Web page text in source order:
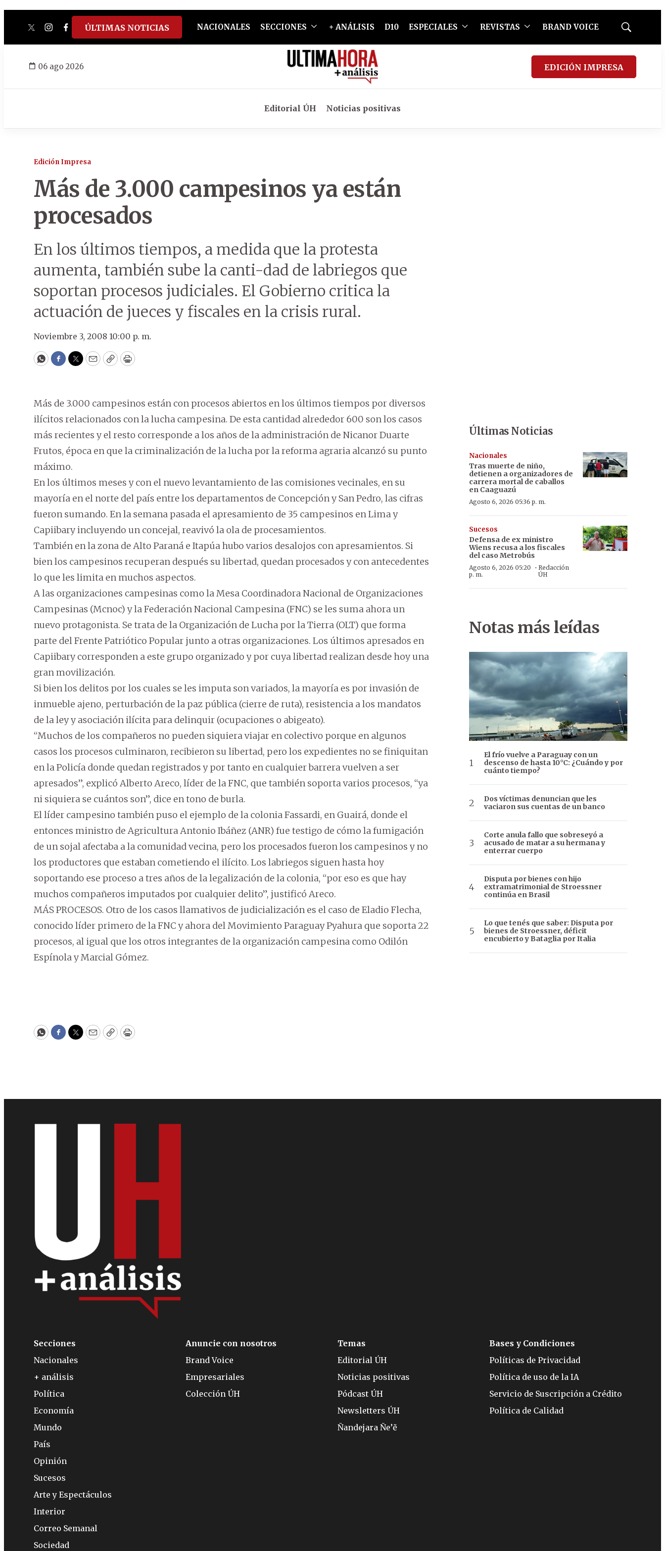
twitterinstagram
facebook
tiktokyoutube
spotify
ÚLTIMAS NOTICIAS NACIONALES SECCIONES + ANÁLISIS D10 ESPECIALES REVISTAS BRAND VOICE
Mostrar
06 ago 2026 EDICIÓN IMPRESA
Editorial ÚH Noticias positivas
Edición Impresa
Más de 3.000 campesinos ya están
procesados
En los últimos tiempos, a medida que la protesta
aumenta, también sube la canti-dad de labriegos que
soportan procesos judiciales. El Gobierno critica la
actuación de jueces y fiscales en la crisis rural.
Noviembre 3, 2008 10:00 p. m.
WhatsApp
Facebook
Twitter
EmailCopyPrint
Más de 3.000 campesinos están con procesos abiertos en los últimos tiempos por diversos
ilícitos relacionados con la lucha campesina. De esta cantidad alrededor 600 son los casos
más recientes y el resto corresponde a los años de la administración de Nicanor Duarte
Frutos, época en que la criminalización de la lucha por la reforma agraria alcanzó su punto
máximo.
En los últimos meses y con el nuevo levantamiento de las comisiones vecinales, en su
mayoría en el norte del país entre los departamentos de Concepción y San Pedro, las cifras
fueron sumando. En la semana pasada el apresamiento de 35 campesinos en Lima y
Capiibary incluyendo un concejal, reavivó la ola de procesamientos.
También en la zona de Alto Paraná e Itapúa hubo varios desalojos con apresamientos. Si
bien los campesinos recuperan después su libertad, quedan procesados y con antecedentes
lo que les limita en muchos aspectos.
A las organizaciones campesinas como la Mesa Coordinadora Nacional de Organizaciones
Campesinas (Mcnoc) y la Federación Nacional Campesina (FNC) se les suma ahora un
nuevo protagonista. Se trata de la Organización de Lucha por la Tierra (OLT) que forma
parte del Frente Patriótico Popular junto a otras organizaciones. Los últimos apresados en
Capiibary corresponden a este grupo organizado y por cuya libertad realizan desde hoy una
gran movilización.
Si bien los delitos por los cuales se les imputa son variados, la mayoría es por invasión de
inmueble ajeno, perturbación de la paz pública (cierre de ruta), resistencia a los mandatos
de la ley y asociación ilícita para delinquir (ocupaciones o abigeato).
“Muchos de los compañeros no pueden siquiera viajar en colectivo porque en algunos
casos los procesos culminaron, recibieron su libertad, pero los expedientes no se finiquitan
en la Policía donde quedan registrados y por tanto en cualquier barrera vuelven a ser
apresados”, explicó Alberto Areco, líder de la FNC, que también soporta varios procesos, “ya
ni siquiera se cuántos son”, dice en tono de burla.
El líder campesino también puso el ejemplo de la colonia Fassardi, en Guairá, donde el
entonces ministro de Agricultura Antonio Ibáñez (ANR) fue testigo de cómo la fumigación
de un sojal afectaba a la comunidad vecina, pero los procesados fueron los campesinos y no
los productores que estaban cometiendo el ilícito. Los labriegos siguen hasta hoy
soportando ese proceso a tres años de la legalización de la colonia, “por eso es que hay
muchos compañeros imputados por cualquier delito”, justificó Areco.
MÁS PROCESOS. Otro de los casos llamativos de judicialización es el caso de Eladio Flecha,
conocido líder primero de la FNC y ahora del Movimiento Paraguay Pyahura que soporta 22
procesos, al igual que los otros integrantes de la organización campesina como Odilón
Espínola y Marcial Gómez.
WhatsApp
Facebook
Twitter
EmailCopyPrint
Últimas Noticias
Nacionales
Tras muerte de niño,
detienen a organizadores de
carrera mortal de caballos
en Caaguazú
Agosto 6, 2026 05:36 p. m.
Sucesos
Defensa de ex ministro
Wiens recusa a los fiscales
del caso Metrobús
Agosto 6, 2026 05:20
p. m.
· Redacción
ÚH
Notas más leídas
El frío vuelve a Paraguay con un
descenso de hasta 10°C: ¿Cuándo y por
cuánto tiempo?
Dos víctimas denuncian que les
vaciaron sus cuentas de un banco
Corte anula fallo que sobreseyó a
acusado de matar a su hermana y
enterrar cuerpo
Disputa por bienes con hijo
extramatrimonial de Stroessner
continúa en Brasil
Lo que tenés que saber: Disputa por
bienes de Stroessner, déficit
encubierto y Bataglia por Italia
Secciones
Nacionales
+ análisis
Política
Economía
Mundo
País
Opinión
Sucesos
Arte y Espectáculos
Interior
Correo Semanal
Sociedad
Anuncie con nosotros
Brand Voice
Empresariales
Colección ÚH
Temas
Editorial ÚH
Noticias positivas
Pódcast ÚH
Newsletters ÚH
Ñandejara Ñe’ẽ
Bases y Condiciones
Políticas de Privacidad
Política de uso de la IA
Servicio de Suscripción a Crédito
Política de Calidad